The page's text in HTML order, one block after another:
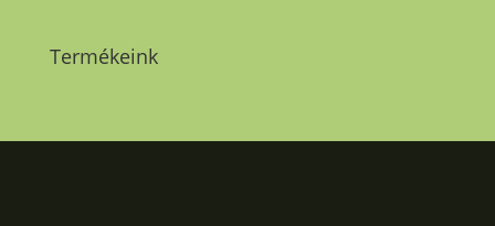
Termékeink